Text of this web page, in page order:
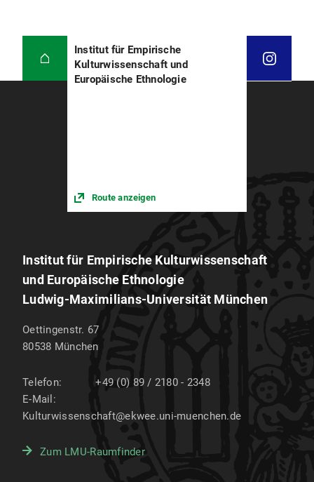
Institut für Empirische
Kulturwissenschaft und
Europäische Ethnologie
Route anzeigen
Institut für Empirische Kulturwissenschaft
und Europäische Ethnologie
Ludwig-Maximilians-Universität München
Oettingenstr. 67
80538 München
Telefon:
+49 (0) 89 / 2180 - 2348
E-Mail:
Kulturwissenschaft@ekwee.uni-muenchen.de
Zum LMU-Raumfinder